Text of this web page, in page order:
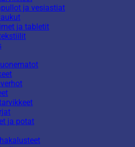
ja vesiastiat
ja tabletit
ja potat